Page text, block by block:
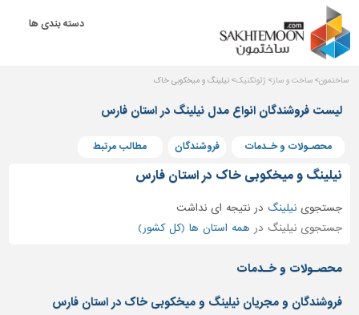
دسته بندی ها
دکوراسیون
داخلی
بتن
فراورده
بتنی
درب
پنجره
مصالح
نرده
ساختمون ساخت و ساز ژئوتکنیک نیلینگ و میخکوبی خاک
لیست فروشندگان انواع مدل نیلینگ در استان فارس
محصـولات و خـدمات فروشندگان مطالب مرتبط
نیلینگ و میخکوبی خاک در استان فارس
جستجوینیلینگ درنتیجه ای نداشت
جستجوی نیلینگ در همه استان ها (کل کشور)
محصـولات و خـدمات
فروشندگان و مجریان نیلینگ و میخکوبی خاک در استان فارس